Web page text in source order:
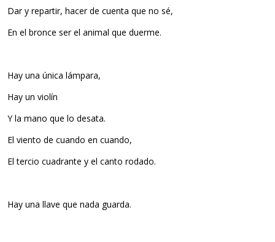
Dar y repartir, hacer de cuenta que no sé,
En el bronce ser el animal que duerme.
Hay una única lámpara,
Hay un violín
Y la mano que lo desata.
El viento de cuando en cuando,
El tercio cuadrante y el canto rodado.
Hay una llave que nada guarda.